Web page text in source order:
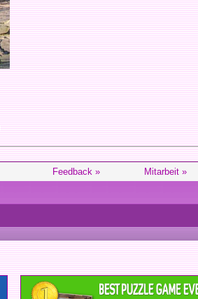
Feedback » Mitarbeit »